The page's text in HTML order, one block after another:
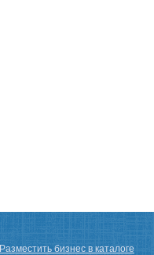
Разместить бизнес в каталоге